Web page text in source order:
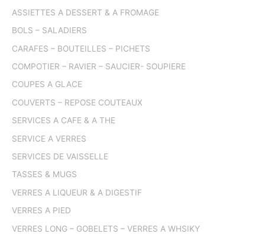
ASSIETTES A DESSERT & A FROMAGE
BOLS – SALADIERS
CARAFES – BOUTEILLES – PICHETS
COMPOTIER – RAVIER – SAUCIER- SOUPIERE
COUPES A GLACE
COUVERTS – REPOSE COUTEAUX
SERVICES A CAFE & A THE
SERVICE A VERRES
SERVICES DE VAISSELLE
TASSES & MUGS
VERRES A LIQUEUR & A DIGESTIF
VERRES A PIED
VERRES LONG – GOBELETS – VERRES A WHSIKY